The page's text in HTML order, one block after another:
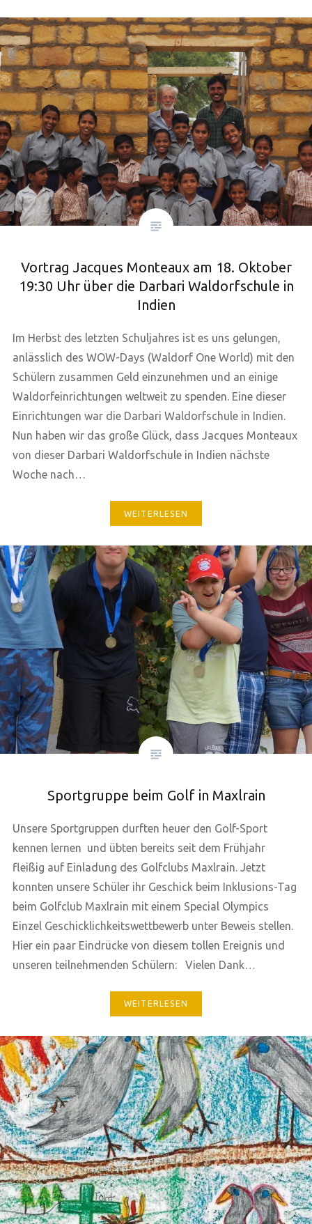
Vortrag Jacques Monteaux am 18. Oktober
19:30 Uhr über die Darbari Waldorfschule in
Indien
Im Herbst des letzten Schuljahres ist es uns gelungen,
anlässlich des WOW-Days (Waldorf One World) mit den
Schülern zusammen Geld einzunehmen und an einige
Waldorfeinrichtungen weltweit zu spenden. Eine dieser
Einrichtungen war die Darbari Waldorfschule in Indien.
Nun haben wir das große Glück, dass Jacques Monteaux
von dieser Darbari Waldorfschule in Indien nächste
Woche nach…
WEITERLESEN
Sportgruppe beim Golf in Maxlrain
Unsere Sportgruppen durften heuer den Golf-Sport
kennen lernen und übten bereits seit dem Frühjahr
fleißig auf Einladung des Golfclubs Maxlrain. Jetzt
konnten unsere Schüler ihr Geschick beim Inklusions-Tag
beim Golfclub Maxlrain mit einem Special Olympics
Einzel Geschicklichkeitswettbewerb unter Beweis stellen.
Hier ein paar Eindrücke von diesem tollen Ereignis und
unseren teilnehmenden Schülern: Vielen Dank…
WEITERLESEN